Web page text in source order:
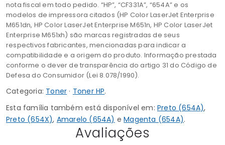
nota fiscal em todo pedido. “HP”, “CF331A”, “654A” e os
modelos de impressora citados (HP Color LaserJet Enterprise
M651dn, HP Color LaserJet Enterprise M651n, HP Color LaserJet
Enterprise M651xh) são marcas registradas de seus
respectivos fabricantes, mencionadas para indicar a
compatibilidade e a origem do produto. Informação prestada
conforme o dever de transparência do artigo 31 do Código de
Defesa do Consumidor (Lei 8.078/1990).
Categoria: Toner · Toner HP.
Esta família também está disponível em: Preto (654A),
Preto (654X), Amarelo (654A) eMagenta (654A).
Avaliações